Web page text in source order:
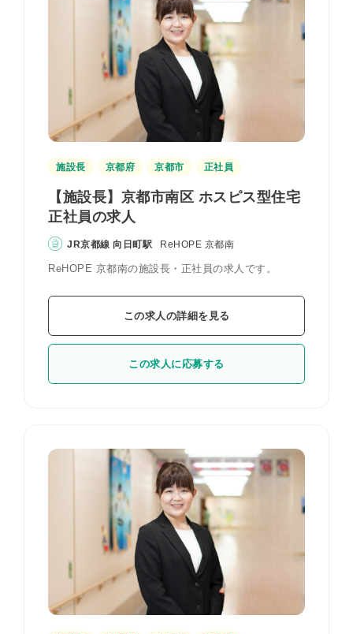
施設長 京都府 京都市 正社員
【施設長】京都市南区 ホスピス型住宅
正社員の求人
JR京都線 向日町駅 ReHOPE 京都南
ReHOPE 京都南の施設長・正社員の求人です。
この求人の詳細を見る
この求人に応募する